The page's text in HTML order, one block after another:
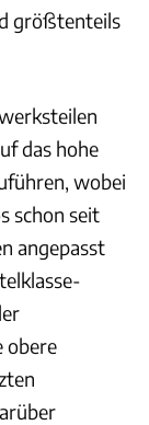
größtenteils
das hohe
wobei
schon seit
angepasst
obere